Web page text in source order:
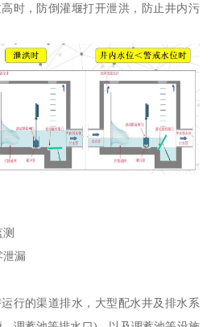
时，防倒灌堰打开泄洪，防止井内污
泄漏
行的渠道排水，大型配水井及排水系